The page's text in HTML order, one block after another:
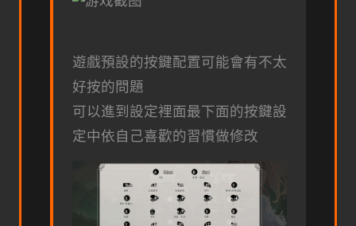
遊戲預設的按鍵配置可能會有不太
好按的問題
可以進到設定裡面最下面的按鍵設
定中依自己喜歡的習慣做修改